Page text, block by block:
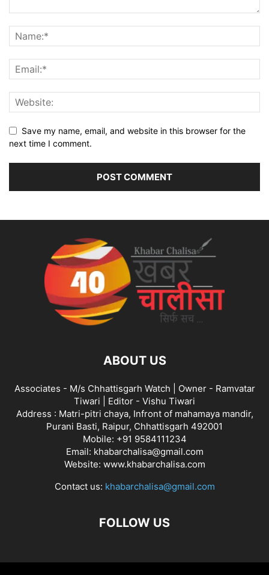
Save my name, email, and website in this browser for the
next time I comment.
ABOUT US
Associates - M/s Chhattisgarh Watch | Owner - Ramvatar
Tiwari | Editor - Vishu Tiwari
Address : Matri-pitri chaya, Infront of mahamaya mandir,
Purani Basti, Raipur, Chhattisgarh 492001
Mobile: +91 9584111234
Email: khabarchalisa@gmail.com
Website: www.khabarchalisa.com
Contact us: khabarchalisa@gmail.com
FOLLOW US